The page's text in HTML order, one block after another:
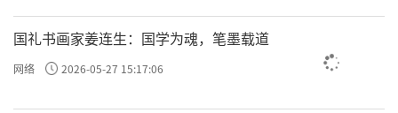
的西施早已化为尘土，唯有昔日的宫墙历经风
吹雨打残留在断崖之上，西施走过的“响屧
廊”则被荒草挡道，山顶上的砚池变成了水鸟
嬉戏的地方。灵岩山下，吴王为西施开凿
国礼书画家姜连生：国学为魂，笔墨载道
网络 2026-05-27 15:17:06